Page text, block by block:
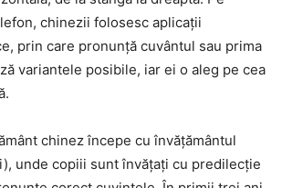
chinezii folosesc aplicații
prin care pronunță cuvântul sau prima
variantele posibile, iar ei o aleg pe cea
chinez începe cu învățământul
unde copiii sunt învățați cu predilecție